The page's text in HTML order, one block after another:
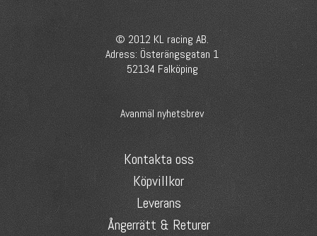
© 2012 KL racing AB.
Adress: Österängsgatan 1
52134 Falköping
Avanmäl nyhetsbrev
Kontakta oss
Köpvillkor
Leverans
Ångerrätt & Returer